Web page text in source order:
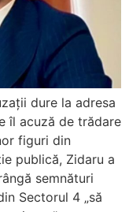
dure la adresa
îl acuză de trădare
figuri din
publică, Zidaru a
semnături
Sectorul 4 „să